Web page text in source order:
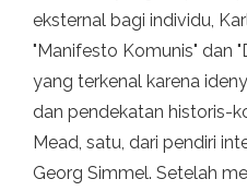
eksternal bagi individu,
"Manifesto Komunis" dan
yang terkenal karena
dan pendekatan historis-
Mead, satu, dari pendiri
Georg Simmel. Setelah